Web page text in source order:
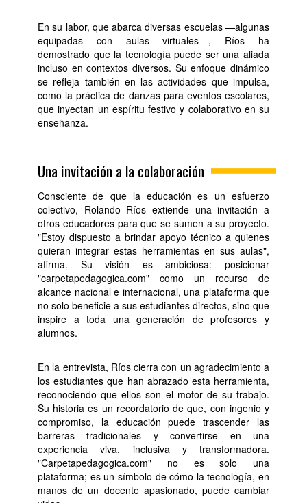
En su labor, que abarca diversas escuelas —algunas
equipadas con aulas virtuales—, Ríos ha
demostrado que la tecnología puede ser una aliada
incluso en contextos diversos. Su enfoque dinámico
se refleja también en las actividades que impulsa,
como la práctica de danzas para eventos escolares,
que inyectan un espíritu festivo y colaborativo en su
enseñanza.
Una invitación a la colaboración
Consciente de que la educación es un esfuerzo
colectivo, Rolando Ríos extiende una invitación a
otros educadores para que se sumen a su proyecto.
"Estoy dispuesto a brindar apoyo técnico a quienes
quieran integrar estas herramientas en sus aulas",
afirma. Su visión es ambiciosa: posicionar
"carpetapedagogica.com" como un recurso de
alcance nacional e internacional, una plataforma que
no solo beneficie a sus estudiantes directos, sino que
inspire a toda una generación de profesores y
alumnos.
En la entrevista, Ríos cierra con un agradecimiento a
los estudiantes que han abrazado esta herramienta,
reconociendo que ellos son el motor de su trabajo.
Su historia es un recordatorio de que, con ingenio y
compromiso, la educación puede trascender las
barreras tradicionales y convertirse en una
experiencia viva, inclusiva y transformadora.
"Carpetapedagogica.com" no es solo una
plataforma; es un símbolo de cómo la tecnología, en
manos de un docente apasionado, puede cambiar